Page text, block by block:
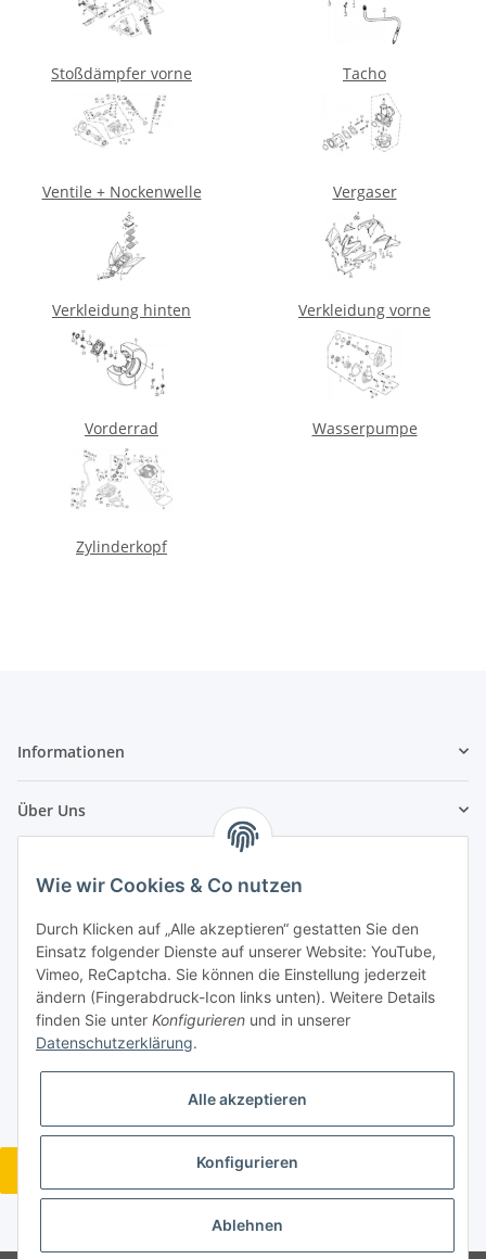
Stoßdämpfer vorne Tacho
Ventile + Nockenwelle Vergaser
Verkleidung hinten Verkleidung vorne
Vorderrad Wasserpumpe
Zylinderkopf
Informationen
Über Uns
* Alle Preise inkl. gesetzlicher USt., zzgl.Versand
Wie wir Cookies & Co nutzen
Durch Klicken auf „Alle akzeptieren“ gestatten Sie den
Einsatz folgender Dienste auf unserer Website: YouTube,
Vimeo, ReCaptcha. Sie können die Einstellung jederzeit
ändern (Fingerabdruck-Icon links unten). Weitere Details
finden Sie unter Konfigurieren und in unserer
Datenschutzerklärung.
Alle akzeptieren
Konfigurieren
Ablehnen